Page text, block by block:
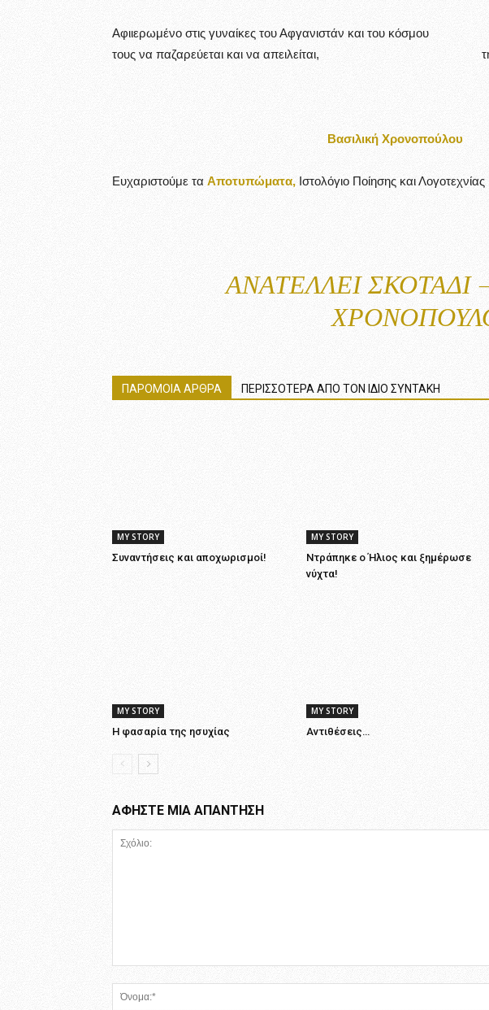
Αφιιερωμένο στις γυναίκες του Αφγανιστάν και του
τους να παζαρεύεται και να απειλείται, την
Βασιλική Χρονοπούλου
Ευχαριστούμε τα Αποτυπώματα, Ιστολόγιο Ποίησης και
ΑΝΑΤΈΛΛΕΙ ΣΚΟΤΆΔΙ
ΠΑΡΟΜΟΙΑ ΑΡΘΡΑ ΠΕΡΙΣΣΟΤΕΡΑ ΑΠΟ ΤΟΝ ΙΔΙΟ ΣΥΝΤΑΚΗ
MY STORY
Συναντήσεις και αποχωρισμοί!
MY STORY
Ντράπηκε ο Ήλιος και ξημέρωσε
νύχτα!
MY STORY
Η φασαρία της ησυχίας
MY STORY
Αντιθέσεις…
ΑΦΗΣΤΕ ΜΙΑ ΑΠΑΝΤΗΣΗ